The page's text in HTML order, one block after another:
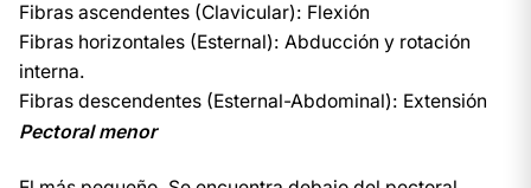
Fibras ascendentes (Clavicular): Flexión
Fibras horizontales (Esternal): Abducción y rotación
interna.
Fibras descendentes (Esternal-Abdominal): Extensión
Pectoral menor